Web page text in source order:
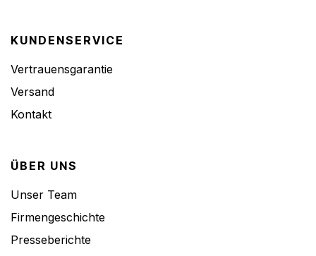
KUNDENSERVICE
Vertrauensgarantie
Versand
Kontakt
ÜBER UNS
Unser Team
Firmengeschichte
Presseberichte